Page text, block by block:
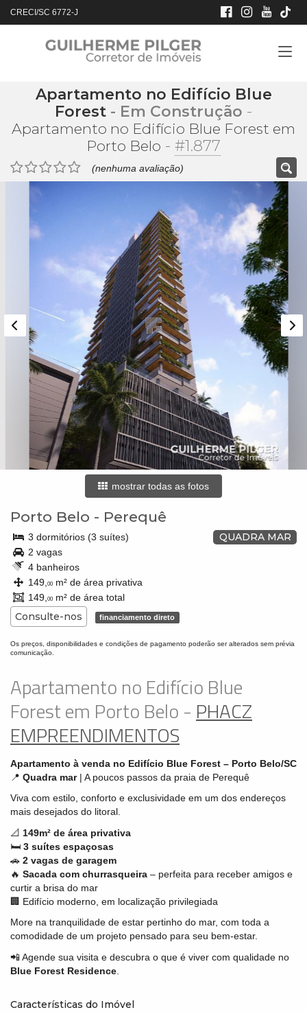
CRECI/SC 6772-J
Apartamento no Edifício Blue
Forest - Em Construção -
Apartamento no Edifício Blue Forest em
Porto Belo - #1.877
(nenhuma avaliação)
mostrar todas as fotos
Porto Belo - Perequê
QUADRA MAR
3 dormitórios (3 suítes)
2 vagas
4 banheiros
149, 00m² de área privativa
149, 00m² de área total
Consulte-nos financiamento direto
Os preços, disponibilidades e condições de pagamento poderão ser alterados sem prévia
comunicação.
Apartamento no Edifício Blue
Forest em Porto Belo - PHACZ
EMPREENDIMENTOS
Apartamento à venda no Edifício Blue Forest – Porto Belo/SC
📍 Quadra mar| A poucos passos da praia de Perequê
Viva com estilo, conforto e exclusividade em um dos endereços
mais desejados do litoral.
📐 149m² de área privativa
🛏️ 3 suítes espaçosas
🚗 2 vagas de garagem
🔥 Sacada com churrasqueira – perfeita para receber amigos e
curtir a brisa do mar
🏢 Edifício moderno, em localização privilegiada
More na tranquilidade de estar pertinho do mar, com toda a
comodidade de um projeto pensado para seu bem-estar.
📲 Agende sua visita e descubra o que é viver com qualidade no
Blue Forest Residence
Características do Imóvel